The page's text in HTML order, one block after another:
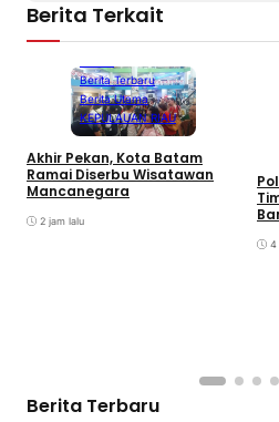
Berita Terkait
Berita Terbaru
Berita Utama
KEPULAUAN RIAU
Akhir Pekan, Kota Batam
Ramai Diserbu Wisatawan
Mancanegara
2 jam lalu
4
Berita Terbaru